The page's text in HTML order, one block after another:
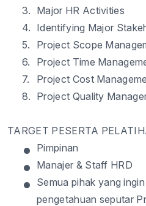
3. Major HR Activities
4. Identifying Major
5.
Project Scope
6.
Project Time
7.
Project Cost
8. Project Quality
TARGET PESERTA
• Pimpinan
• Manajer & Staff HRD
• Semua pihak yangingin
pengetahuan seputar